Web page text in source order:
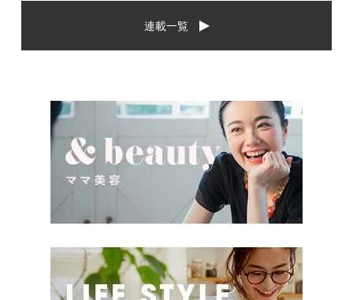
いし、たくさん使ってもらえ
るものをプレゼントしたい。
んなものなのでしょうか。ま
た、出産祝いに関して気をつ
連載一覧